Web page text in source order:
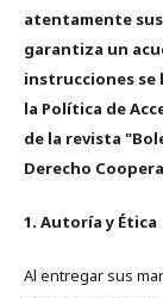
atentamente
garantiza un
instrucciones se
la Política de
de la revista
Derecho
1. Autoría y Ética
Al entregar sus